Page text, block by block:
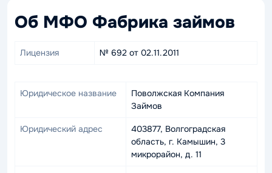
Об МФО Фабрика займов
Лицензия № 692 от 02.11.2011
Юридическое название
Поволжская Компания
Займов
Юридический адрес
403877, Волгоградская
область, г. Камышин, 3
микрорайон, д. 11